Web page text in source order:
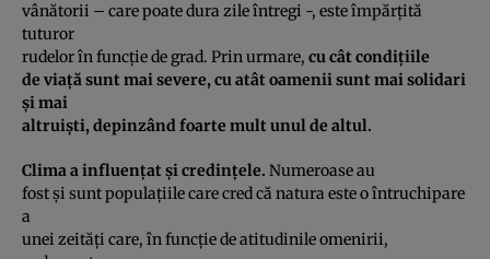
vânătorii – care poate dura zile întregi -, este împărţită
tuturor
rudelor în funcţie de grad. Prin urmare, cu cât condiţiile
de viaţă sunt mai severe, cu atât oamenii sunt mai solidari
şi mai
altruişti, depinzând foarte mult unul de altul.
Clima a influenţat şi credinţele. Numeroase au
fost şi sunt populaţiile care cred că natura este o întruchipare
a
unei zeităţi care, în funcţie de atitudinile omenirii,